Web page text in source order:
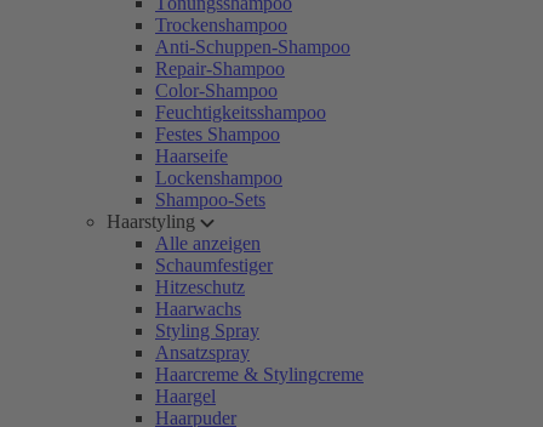
Trockenshampoo
Anti-Schuppen-Shampoo
Repair-Shampoo
Color-Shampoo
Feuchtigkeitsshampoo
Festes Shampoo
Haarseife
Lockenshampoo
Shampoo-Sets
Haarstyling
Alle anzeigen
Schaumfestiger
Hitzeschutz
Haarwachs
Styling Spray
Ansatzspray
Haarcreme & Stylingcreme
Haargel
Haarpuder